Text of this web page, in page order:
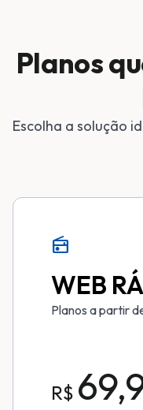
Planos
Escolha a solução
radio
WEB
Planos a partir
R$